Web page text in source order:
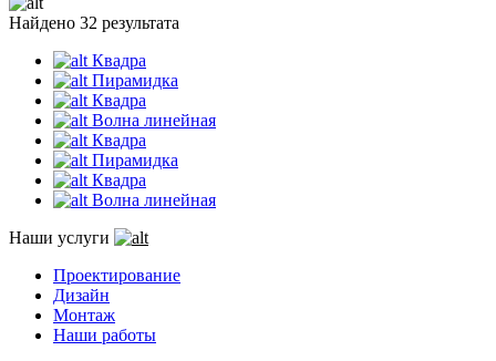
Найдено 32 результата
Квадра
Пирамидка
Квадра
Волна линейная
Квадра
Пирамидка
Квадра
Волна линейная
Наши услуги
Проектирование
Дизайн
Монтаж
Наши работы